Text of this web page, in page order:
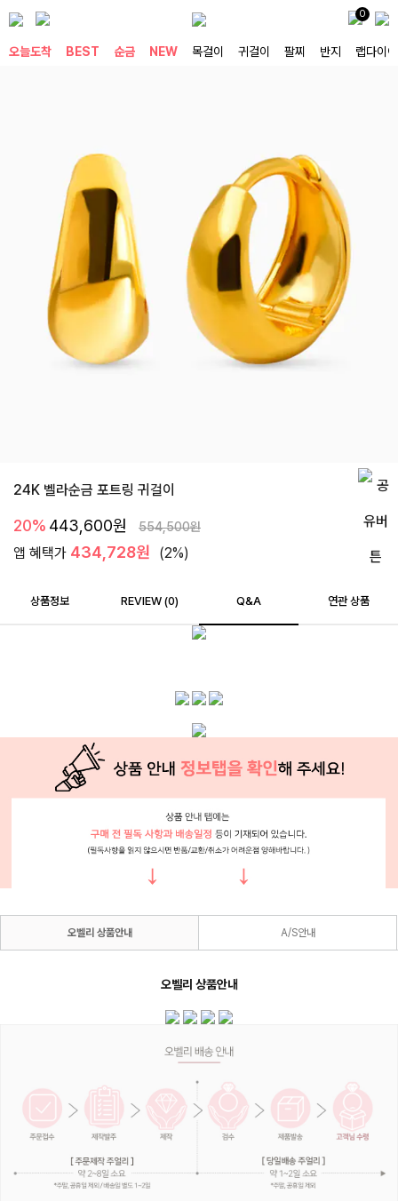
0
오늘도착 BEST 순금 NEW 목걸이 귀걸이 팔찌 반지 랩다이아
24K 벨라순금 포트링 귀걸이
20% 443,600원 554,500원
앱 혜택가 434,728원 (2%)
상품정보 REVIEW (0) Q&A 연관 상품
오벨리 상품안내 A/S안내
오벨리 상품안내